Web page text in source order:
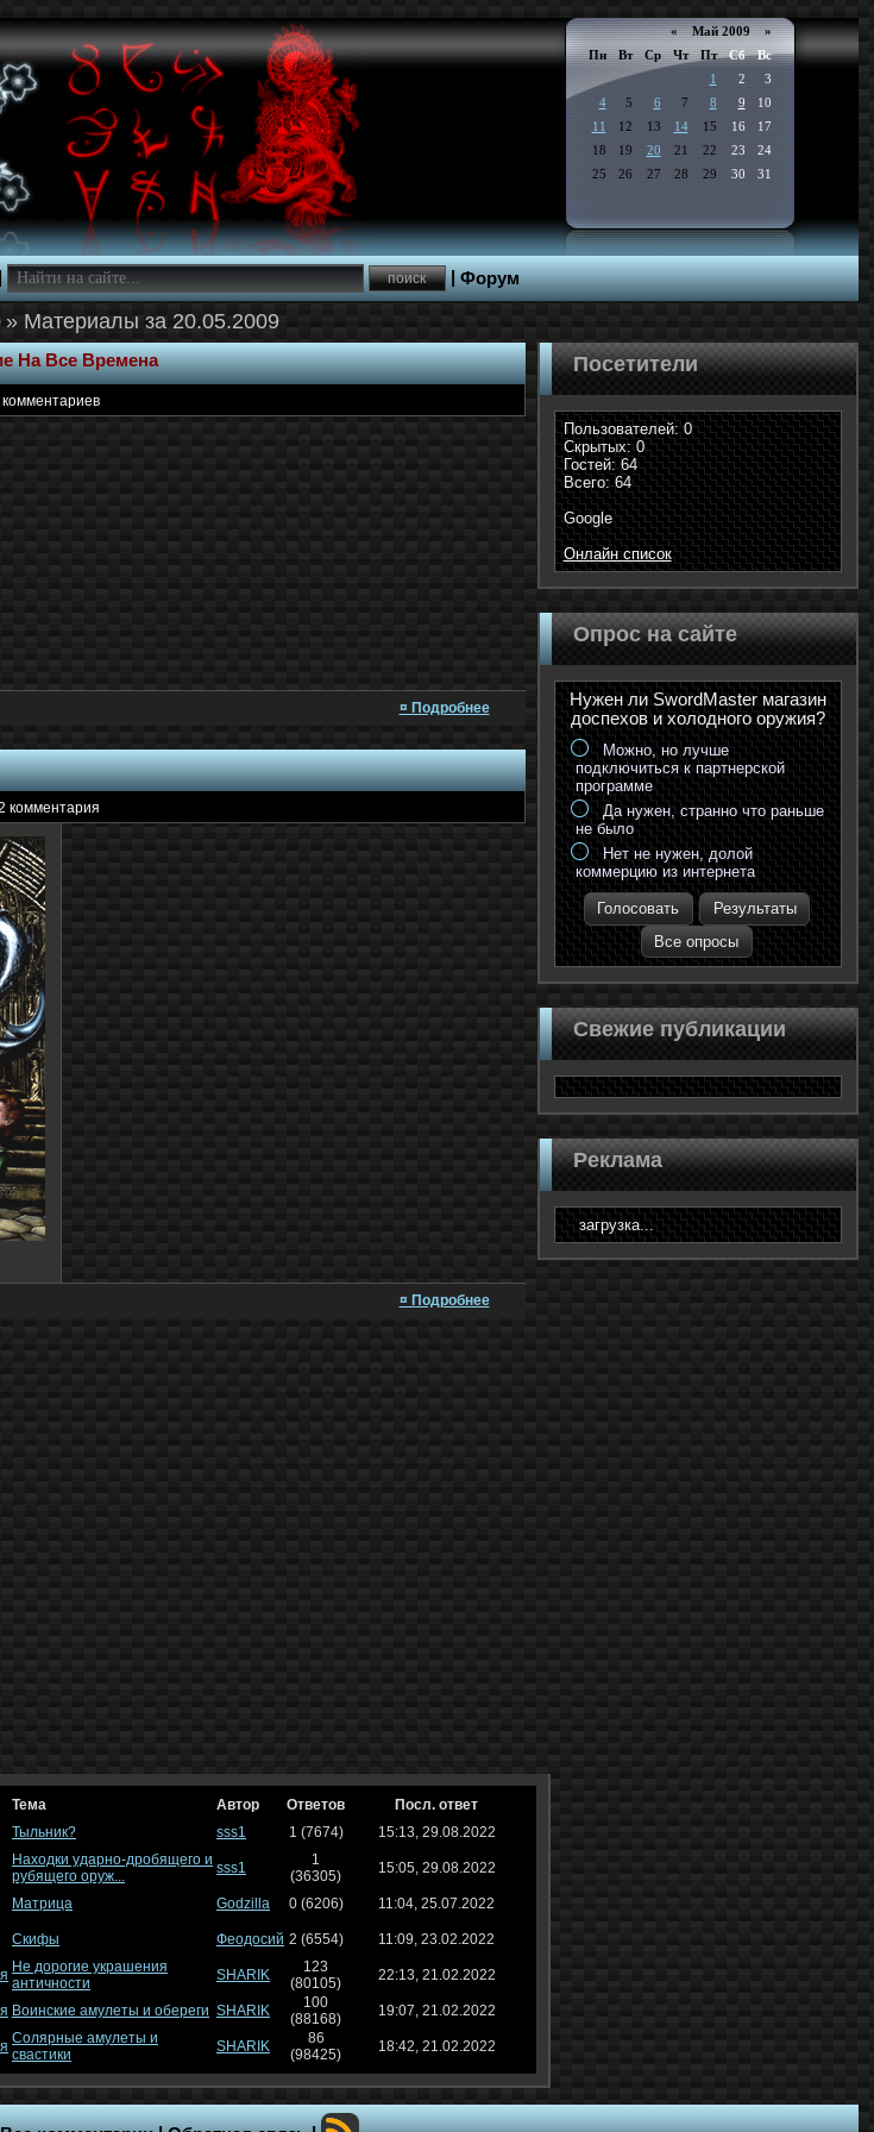
«Май 2009»
Пн
Вт Ср Чт Пт Сб
Вс
1
2
3
4
5 6 7 8 9
10
11
12 13 14 15 16
17
18
19 20 21 22 23
24
25
26 27 28 29 30 31
|Форум
» Материалы за 20.05.2009
На Все Времена
комментариев
¤ Подробнее
комментария
¤ Подробнее
Посетители
Пользователей: 0
Скрытых: 0
Гостей: 64
Всего: 64
Google
Онлайн список
Опрос на сайте
Нужен ли SwordMaster магазин
доспехов и холодного оружия?
Можно, но лучше
подключиться к партнерской
программе
Да нужен, странно что раньше
не было
Нет не нужен, долой
коммерцию из интернета
Голосовать
Результаты
Все опросы
Свежие публикации
Реклама
загрузка...
Тема Автор Ответов
Посл. ответ
Тыльник? sss1 1 (7674)
15:13, 29.08.2022
Находки ударно-дробящего и
рубящего оруж...
sss1
1
(36305)
15:05, 29.08.2022
Матрица Godzilla 0 (6206)
11:04, 25.07.2022
Скифы Феодосий 2 (6554) 11:09, 23.02.2022
Не дорогие украшения
античности
SHARIK
123
(80105)
22:13, 21.02.2022
Воинские амулеты и обереги SHARIK
100
(88168)
19:07, 21.02.2022
Солярные амулеты и
свастики
SHARIK
86
(98425)
18:42, 21.02.2022